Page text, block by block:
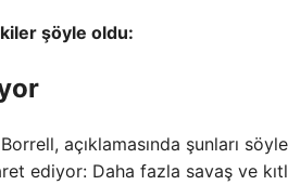
şöyle oldu:
açıklamasında şunları
ediyor: Daha fazla savaş ve